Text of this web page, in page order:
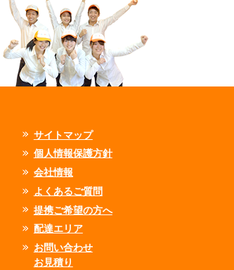
サイトマップ
個人情報保護方針
会社情報
よくあるご質問
提携ご希望の方へ
配達エリア
お問い合わせ
お見積り